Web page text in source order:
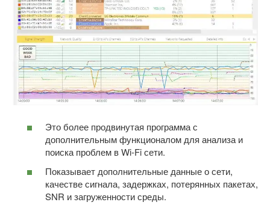
Это более продвинутая программа с
дополнительным функционалом для анализа и
поиска проблем в Wi-Fi сети.
Показывает дополнительные данные о сети,
качестве сигнала, задержках, потерянных пакетах,
SNR и загруженности среды.